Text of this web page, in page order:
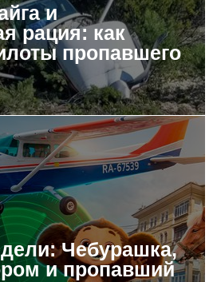
и
рация: как
пропавшего
Чебурашка,
и пропавший